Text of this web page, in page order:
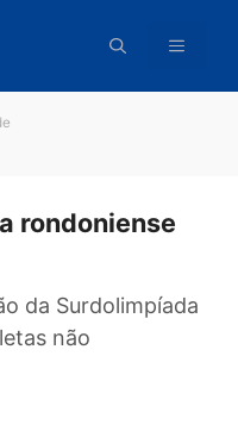
rondoniense
da
não